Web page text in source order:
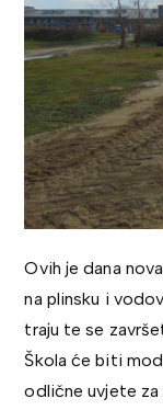
Ovih je dana
na plinsku i
traju te se
Škola će biti
odlične uvjete za